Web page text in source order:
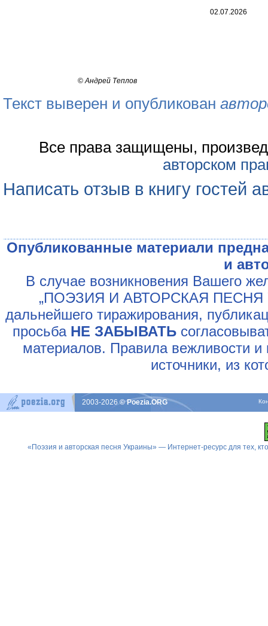
02.07.2026
©Андрей Теплов
Текст выверен и опубликован
Все права защищены,
авторском
Написать отзыв в книгу гостей
Опубликованные материали
и
В случае возникновения Вашего
„ПОЭЗИЯ И АВТОРСКАЯ ПЕСНЯ
дальнейшего тиражирования,
просьба НЕ ЗАБЫВАТЬ
материалов. Правила вежливости и
источники, из
2003-2026© Poezia.ORG
«Поэзия и авторская песня Украины» — Интернет-ресурс для тех,